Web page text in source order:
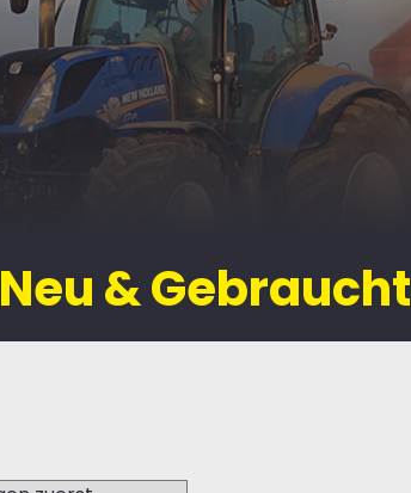
Neu & Gebraucht